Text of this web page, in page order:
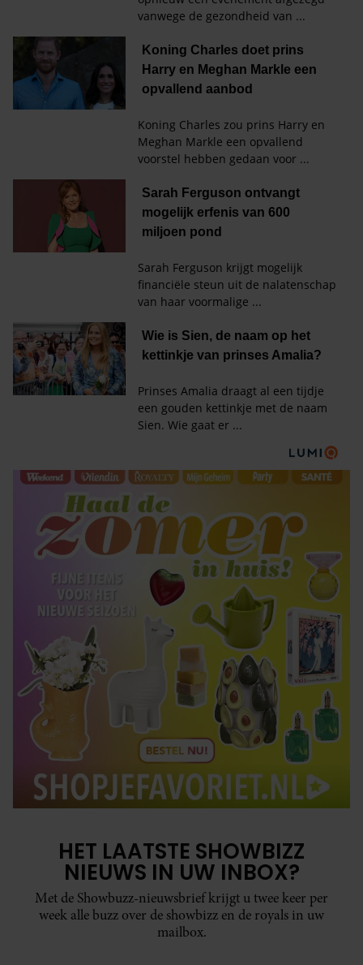
HET LAATSTE SHOWBIZZ
NIEUWS IN UW INBOX?
Met de Showbuzz-nieuwsbrief krijgt u twee keer per
week alle buzz over de showbizz en de royals in uw
mailbox.